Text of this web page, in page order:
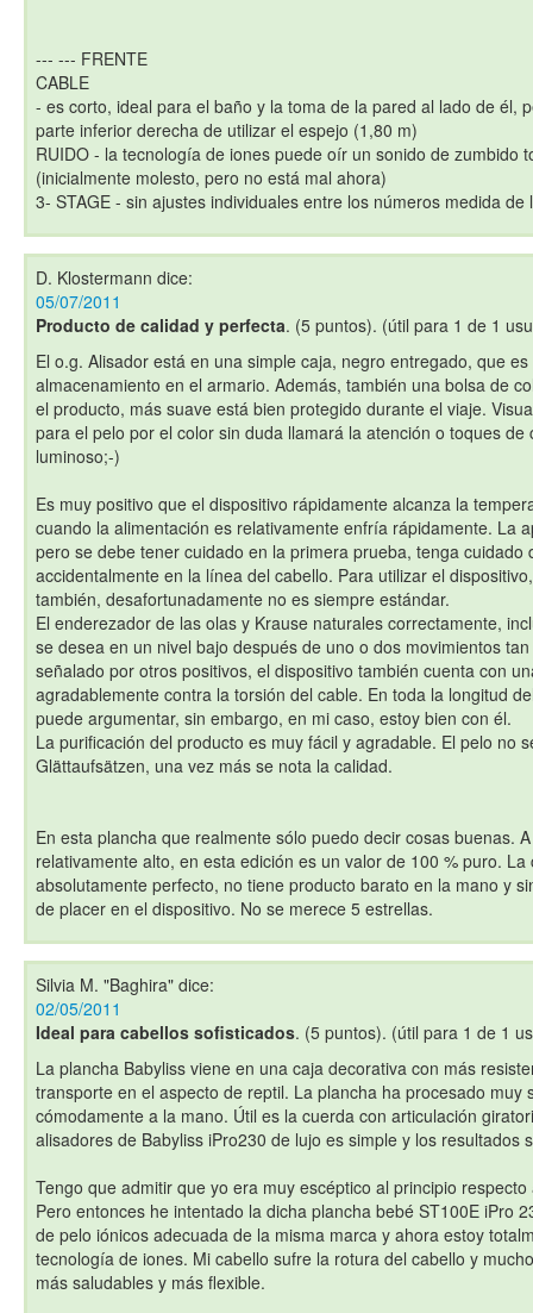
--- --- FRENTE
CABLE
- es corto, ideal para el baño y la toma de la pared al lado de él,
parte inferior derecha de utilizar el espejo (1,80 m)
RUIDO - la tecnología de iones puede oír un sonido de zumbido
(inicialmente molesto, pero no está mal ahora)
3- STAGE - sin ajustes individuales entre los números medida de
D. Klostermann dice:
05/07/2011
Producto de calidad y perfecta. (5 puntos). (útil para 1 de 1
El o.g. Alisador está en una simple caja, negro entregado, que
almacenamiento en el armario. Además, también una bolsa de
el producto, más suave está bien protegido durante el viaje.
para el pelo por el color sin duda llamará la atención o toques
luminoso;-)
Es muy positivo que el dispositivo rápidamente alcanza la
cuando la alimentación es relativamente enfría rápidamente. La
pero se debe tener cuidado en la primera prueba, tenga cuidado
accidentalmente en la línea del cabello. Para utilizar el
también, desafortunadamente no es siempre estándar.
El enderezador de las olas y Krause naturales correctamente,
se desea en un nivel bajo después de uno o dos movimientos
señalado por otros positivos, el dispositivo también cuenta con
agradablemente contra la torsión del cable. En toda la longitud
puede argumentar, sin embargo, en mi caso, estoy bien con él.
La purificación del producto es muy fácil y agradable. El pelo no
Glättaufsätzen, una vez más se nota la calidad.
En esta plancha que realmente sólo puedo decir cosas buenas.
relativamente alto, en esta edición es un valor de 100 % puro.
absolutamente perfecto, no tiene producto barato en la mano y
de placer en el dispositivo. No se merece 5 estrellas.
Silvia M. "Baghira" dice:
02/05/2011
Ideal para cabellos sofisticados. (5 puntos). (útil para 1 de 1
La plancha Babyliss viene en una caja decorativa con más
transporte en el aspecto de reptil. La plancha ha procesado muy
cómodamente a la mano. Útil es la cuerda con articulación
alisadores de Babyliss iPro230 de lujo es simple y los resultados
Tengo que admitir que yo era muy escéptico al principio
Pero entonces he intentado la dicha plancha bebé ST100E iPro
de pelo iónicos adecuada de la misma marca y ahora estoy
tecnología de iones. Mi cabello sufre la rotura del cabello y
más saludables y más flexible.